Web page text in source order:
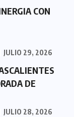
CON
JULIO 29, 2026
DE
JULIO 28, 2026